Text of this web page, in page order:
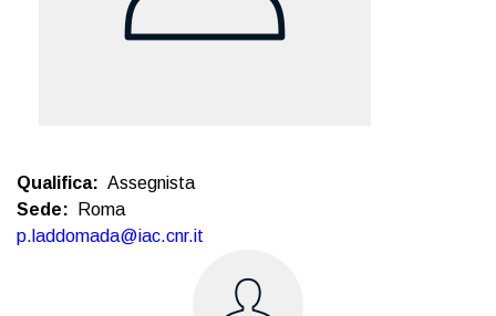
Qualifica
Assegnista
Sede
Roma
p.laddomada@iac.cnr.it